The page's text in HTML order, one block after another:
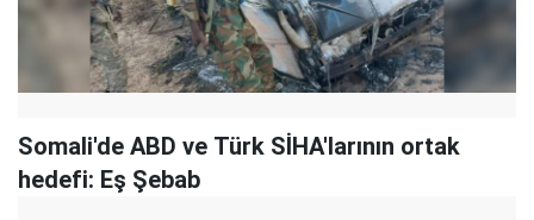
Somali'de ABD ve Türk SİHA'larının ortak
hedefi: Eş Şebab